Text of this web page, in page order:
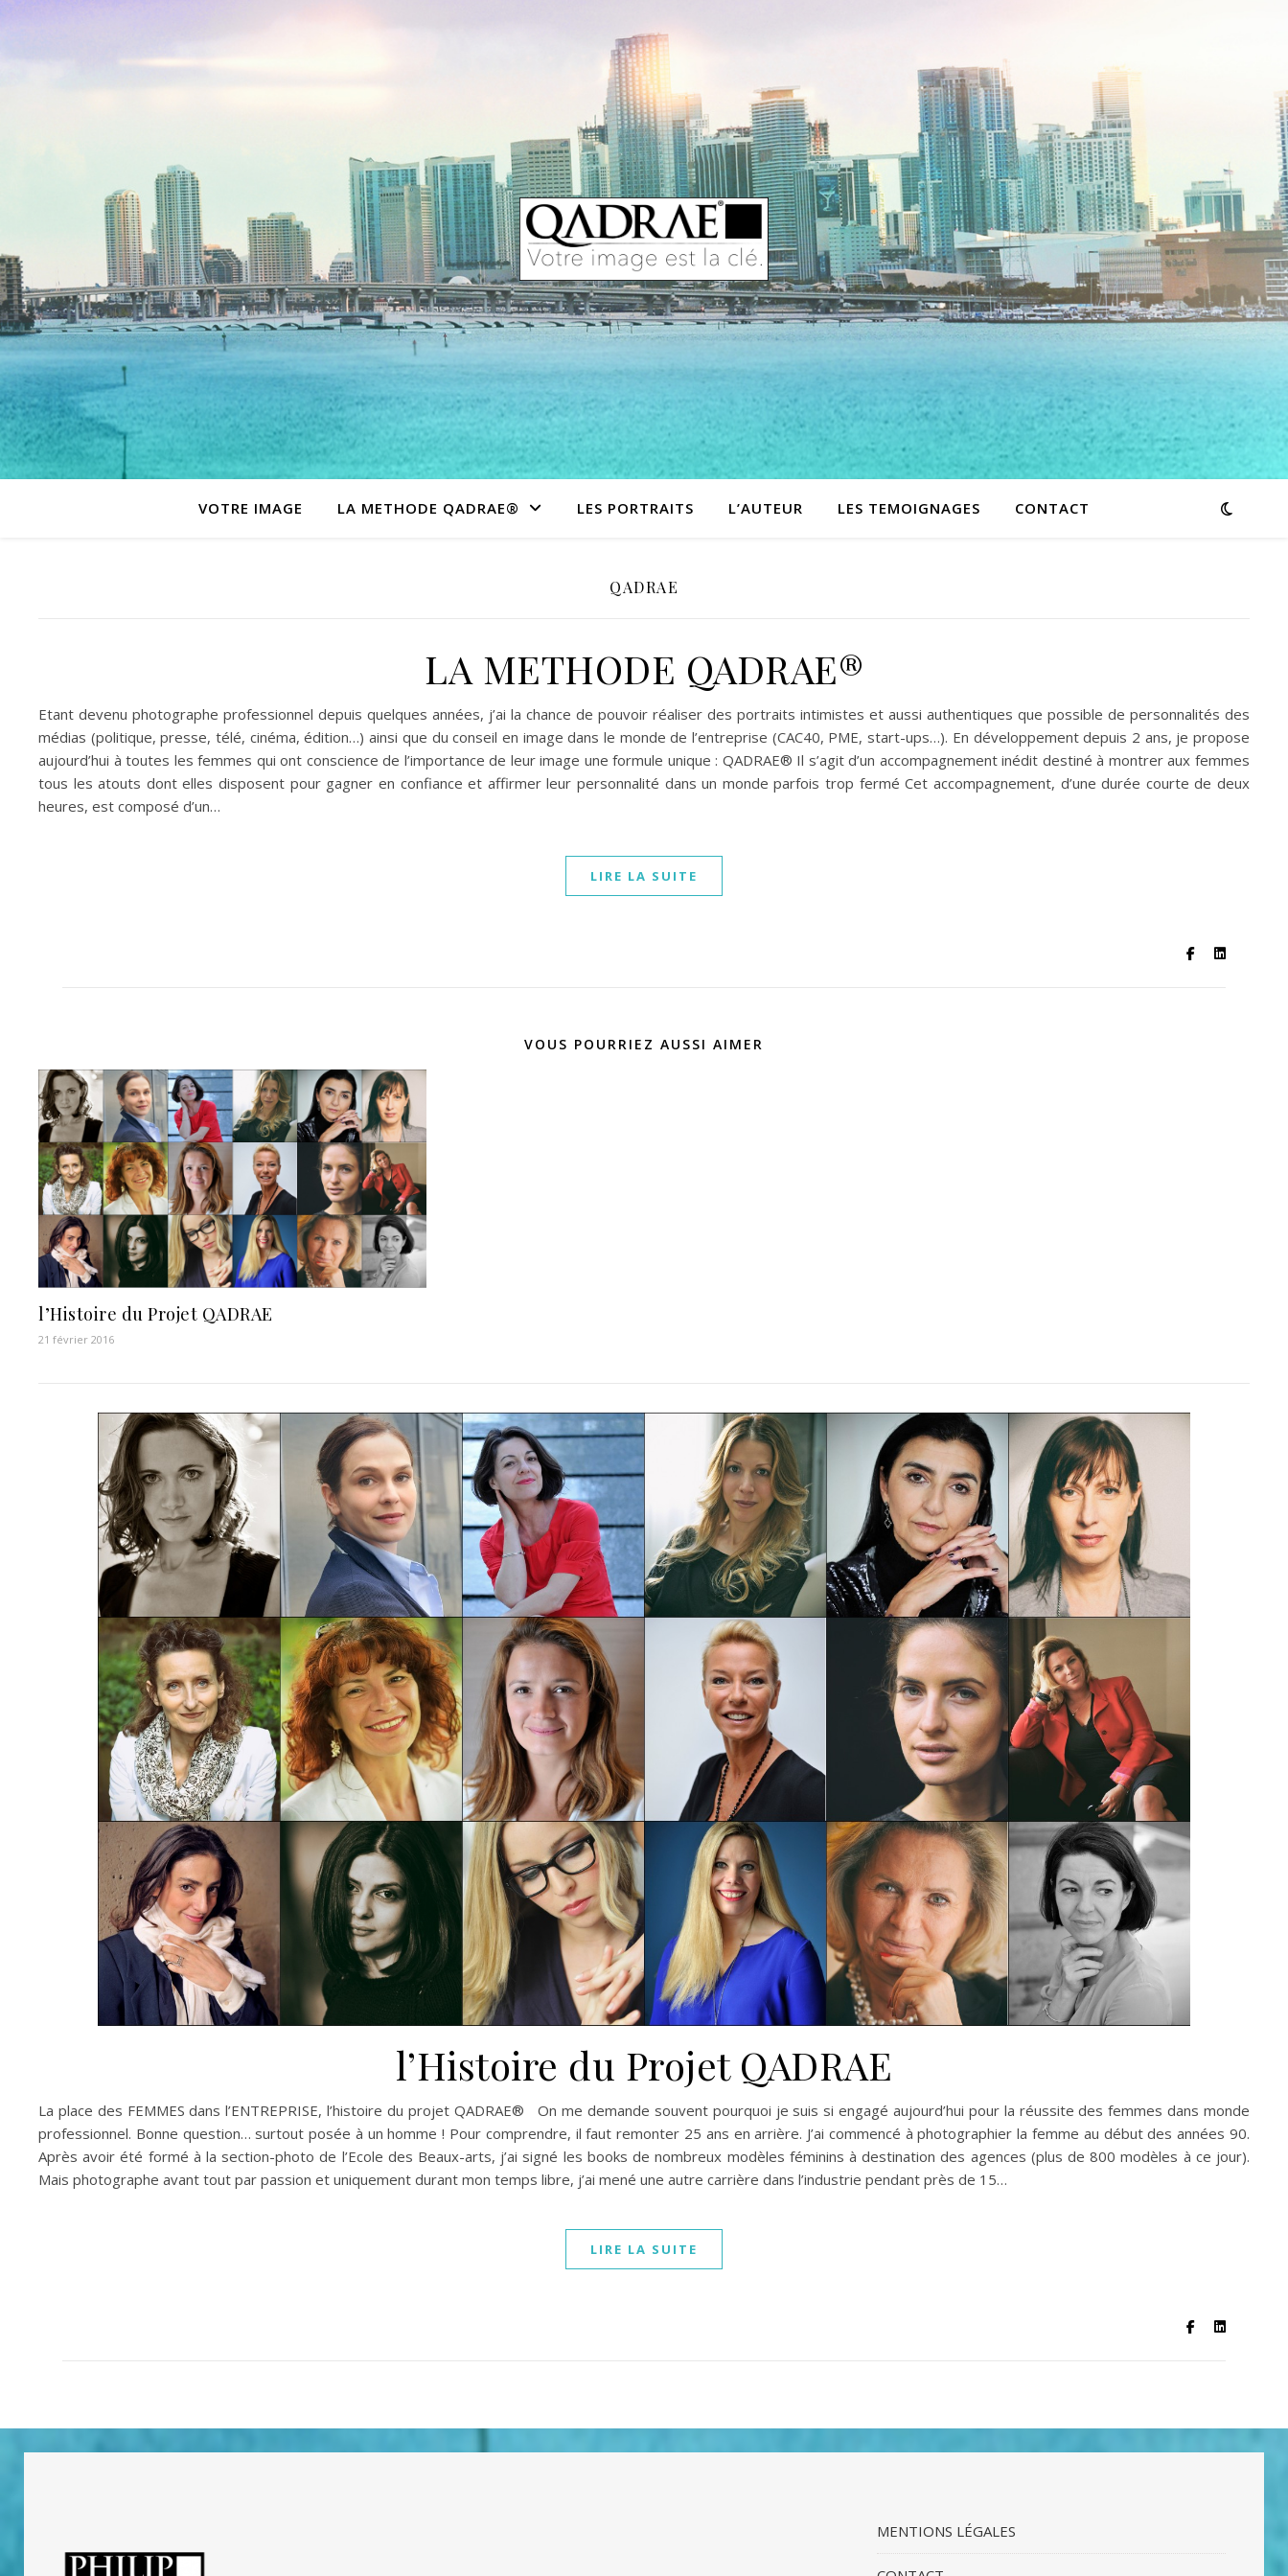
VOTRE IMAGE LA METHODE QADRAE® LES PORTRAITS L’AUTEUR LES TEMOIGNAGES CONTACT
QADRAE
LA METHODE QADRAE®
Etant devenu photographe professionnel depuis quelques années, j’ai la chance de pouvoir réaliser des portraits intimistes et aussi authentiques que possible de personnalités des
médias (politique, presse, télé, cinéma, édition…) ainsi que du conseil en image dans le monde de l’entreprise (CAC40, PME, start-ups…). En développement depuis 2 ans, je propose
aujourd’hui à toutes les femmes qui ont conscience de l’importance de leur image une formule unique : QADRAE® Il s’agit d’un accompagnement inédit destiné à montrer aux femmes
tous les atouts dont elles disposent pour gagner en confiance et affirmer leur personnalité dans un monde parfois trop fermé Cet accompagnement, d’une durée courte de deux
heures, est composé d’un…
LIRE LA SUITE
VOUS POURRIEZ AUSSI AIMER
l’Histoire du Projet QADRAE
21 février 2016
l’Histoire du Projet QADRAE
La place des FEMMES dans l’ENTREPRISE, l’histoire du projet QADRAE® On me demande souvent pourquoi je suis si engagé aujourd’hui pour la réussite des femmes dans monde
professionnel. Bonne question… surtout posée à un homme ! Pour comprendre, il faut remonter 25 ans en arrière. J’ai commencé à photographier la femme au début des années 90.
Après avoir été formé à la section-photo de l’Ecole des Beaux-arts, j’ai signé les books de nombreux modèles féminins à destination des agences (plus de 800 modèles à ce jour).
Mais photographe avant tout par passion et uniquement durant mon temps libre, j’ai mené une autre carrière dans l’industrie pendant près de 15…
LIRE LA SUITE
MENTIONS LÉGALES